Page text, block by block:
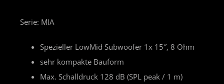
Serie: MIA
Spezieller LowMid Subwoofer 1x 15″, 8 Ohm
sehr kompakte Bauform
Max. Schalldruck 128 dB (SPL peak / 1 m)